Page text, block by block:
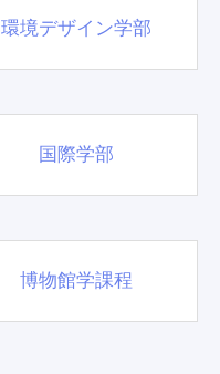
環境デザイン学部
国際学部
博物館学課程